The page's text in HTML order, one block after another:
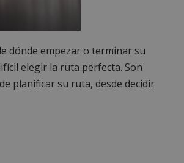
dónde empezar o terminar su
elegir la ruta perfecta. Son
planificar su ruta, desde decidir